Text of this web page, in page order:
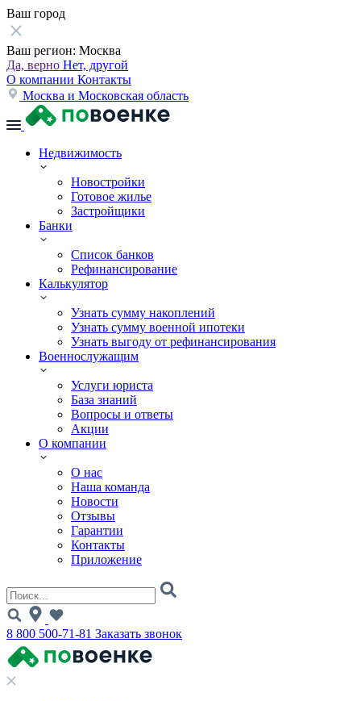
Ваш город
Ваш регион: Москва
Да, верно Нет, другой
О компании Контакты
Москва и Московская область
Недвижимость
Новостройки
Готовое жилье
Застройщики
Банки
Список банков
Рефинансирование
Калькулятор
Узнать сумму накоплений
Узнать сумму военной ипотеки
Узнать выгоду от рефинансирования
Военнослужащим
Услуги юриста
База знаний
Вопросы и ответы
Акции
О компании
О нас
Наша команда
Новости
Отзывы
Гарантии
Контакты
Приложение
8 800 500-71-81 Заказать звонок